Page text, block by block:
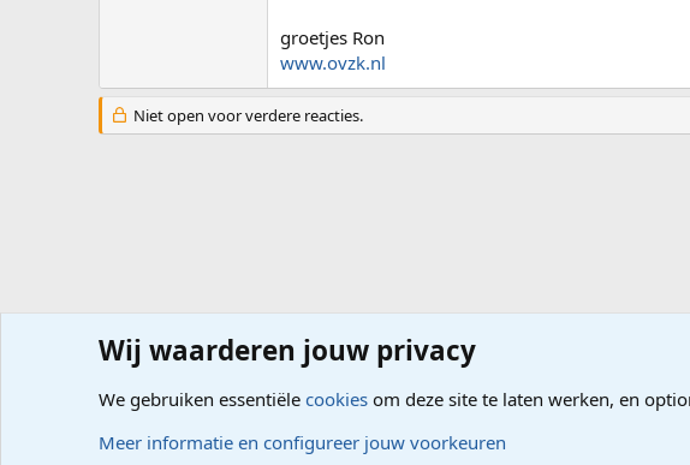
groetjes Ron
www.ovzk.nl
Niet open voor verdere reacties.
Forums Computerproblemen Software Website maken, Programmeren
Wij waarderen jouw privacy
We gebruiken essentiële cookies om deze site te laten werken, en
Meer informatie en configureer jouw voorkeuren